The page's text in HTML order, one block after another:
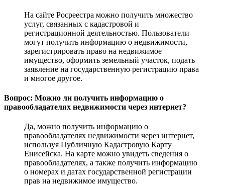
На сайте Росреестра можно получить множество
услуг, связанных с кадастровой и
регистрационной деятельностью. Пользователи
могут получить информацию о недвижимости,
зарегистрировать право на недвижимое
имущество, оформить земельный участок, подать
заявление на государственную регистрацию права
и многое другое.
Вопрос: Можно ли получить информацию о
правообладателях недвижимости через интернет?
Да, можно получить информацию о
правообладателях недвижимости через интернет,
используя Публичную Кадастровую Карту
Енисейска. На карте можно увидеть сведения о
правообладателях, а также получить информацию
о номерах и датах государственной регистрации
прав на недвижимое имущество.